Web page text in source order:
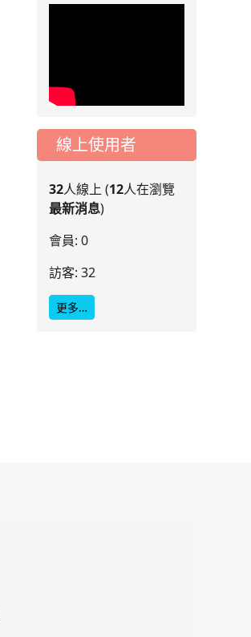
線上使用者
32人線上 (12人在瀏覽
最新消息)
會員: 0
訪客: 32
更多…